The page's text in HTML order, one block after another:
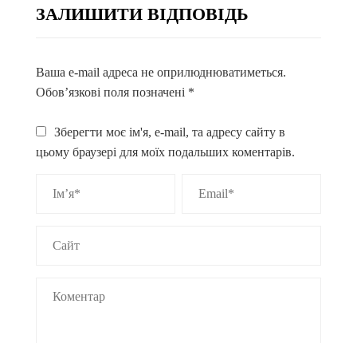
ЗАЛИШИТИ ВІДПОВІДЬ
Ваша e-mail адреса не оприлюднюватиметься.
Обов’язкові поля позначені *
Зберегти моє ім'я, e-mail, та адресу сайту в
цьому браузері для моїх подальших коментарів.